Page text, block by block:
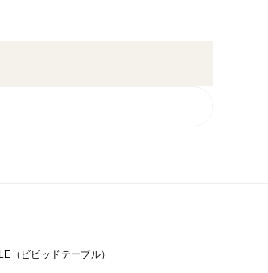
（ビビッドテーブル）